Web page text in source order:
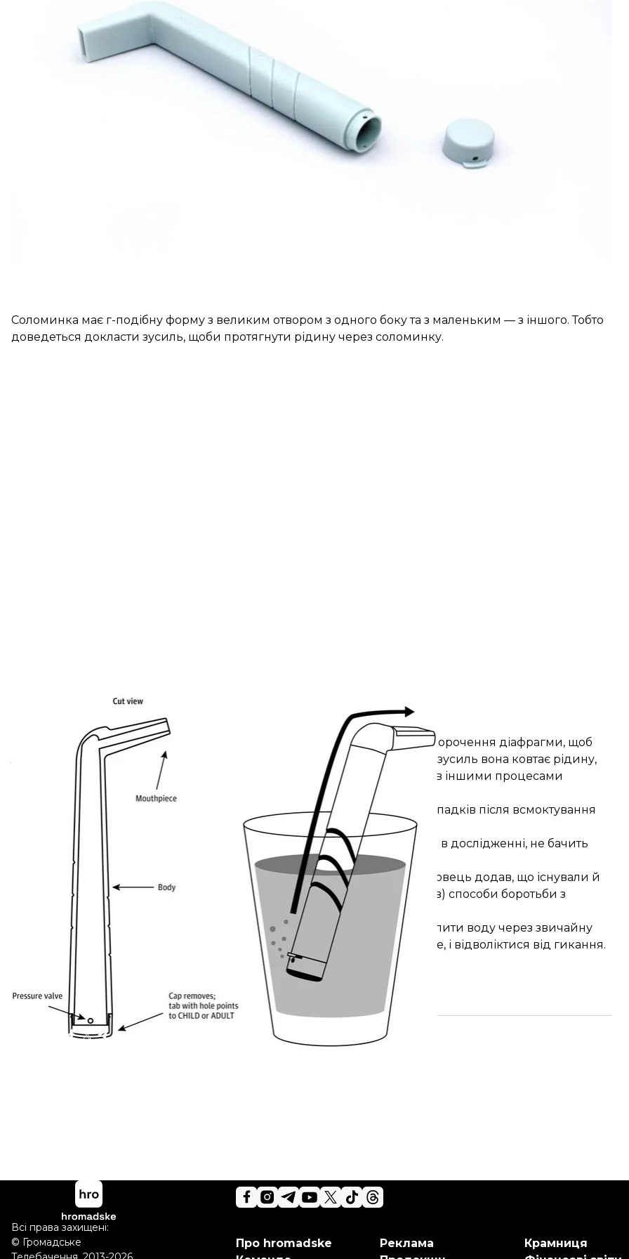
опублікували
Гикавка з'являється, коли діафрагма та міжреберні м'язи раптово скорочуються, це супроводжується
інтенсивними короткими дихальними рухами. Через різке проходження повітря через голосові
зв'язки у гортані виникає звук «гик».
Науковці з американської компанії придумали, як стимулювати блудний нерв, який проходить від
мозку до шлунка, для боротьби з гикавкою. Для цього вони створили пластикову соломинку, яку
навіть запатентували, «для посиленого всмоктування та ковтання».
Соломинка має г-подібну форму з великим отвором з одного боку та з маленьким — з іншого. Тобто
доведеться докласти зусиль, щоби протягнути рідину через соломинку.
Соломинка для боротьби з гикавкою
Jama Network Open
За словами винахідників, діафрагмальний нерв повинен викликати скорочення діафрагми, щоб
людина змогла протягнути рідину через соломинку, а коли після таких зусиль вона ковтає рідину,
активізується блудний нерв. Учені кажуть, що зайнятість обидвох нервів іншими процесами
заважає їм спричиняти гикавку.
Пристрій протестували на 249 людях. Результати показали, що у 92% випадків після всмоктування
води через соломинку гикавка зникала.
Однак невролог з Університету Ньюкасла Ріс Томас, який не брав участі в дослідженні, не бачить
необхідності в окремому пристрої проти гикавки.
«Це розв'язання проблеми, про яке ніхто не просив», — сказав він. Науковець додав, що існували й
інші ефективні та недорогі (за соломинку доведеться віддати 14 доларів) способи боротьби з
гикавкою.
Наприклад, необхідно щільно закрити обидва вуха та не зупиняючись пити воду через звичайну
соломинку. Це змушує організм відчути, що відбувається щось незвичне, і відволіктися від гикання.
Більше про: дослідження
Про hromadske
Реклама
Крамниця
Всі права захищені:
© Громадське